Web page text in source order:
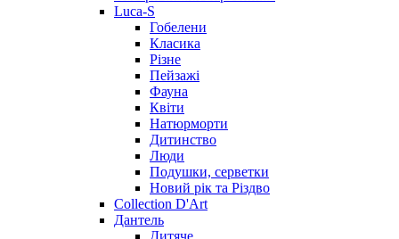
Luca-S
Гобелени
Класика
Різне
Пейзажі
Фауна
Квіти
Натюрморти
Дитинство
Люди
Подушки, серветки
Новий рік та Різдво
Collection D'Art
Дантель
Дитяче